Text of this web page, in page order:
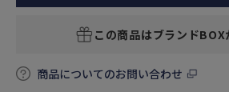
この商品はブランドBOX
商品についてのお問い合わせ